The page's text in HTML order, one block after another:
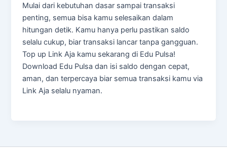
Mulai dari kebutuhan dasar sampai transaksi
penting, semua bisa kamu selesaikan dalam
hitungan detik. Kamu hanya perlu pastikan saldo
selalu cukup, biar transaksi lancar tanpa gangguan.
Top up Link Aja kamu sekarang di Edu Pulsa!
Download Edu Pulsa dan isi saldo dengan cepat,
aman, dan terpercaya biar semua transaksi kamu via
Link Aja selalu nyaman.